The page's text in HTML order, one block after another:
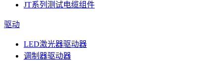
JT系列测试电缆组件
驱动
LED激光器驱动器
调制器驱动器